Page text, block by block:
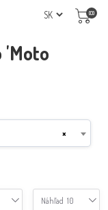
(0)
'Moto
×
Náhľad 10